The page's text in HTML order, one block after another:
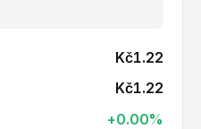
Kč1.22
Kč1.22
+0.00%